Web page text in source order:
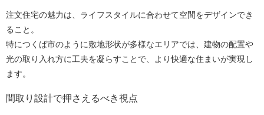
注文住宅の魅力は、ライフスタイルに合わせて空間をデザインでき
ること。
特につくば市のように敷地形状が多様なエリアでは、建物の配置や
光の取り入れ方に工夫を凝らすことで、より快適な住まいが実現し
ます。
間取り設計で押さえるべき視点